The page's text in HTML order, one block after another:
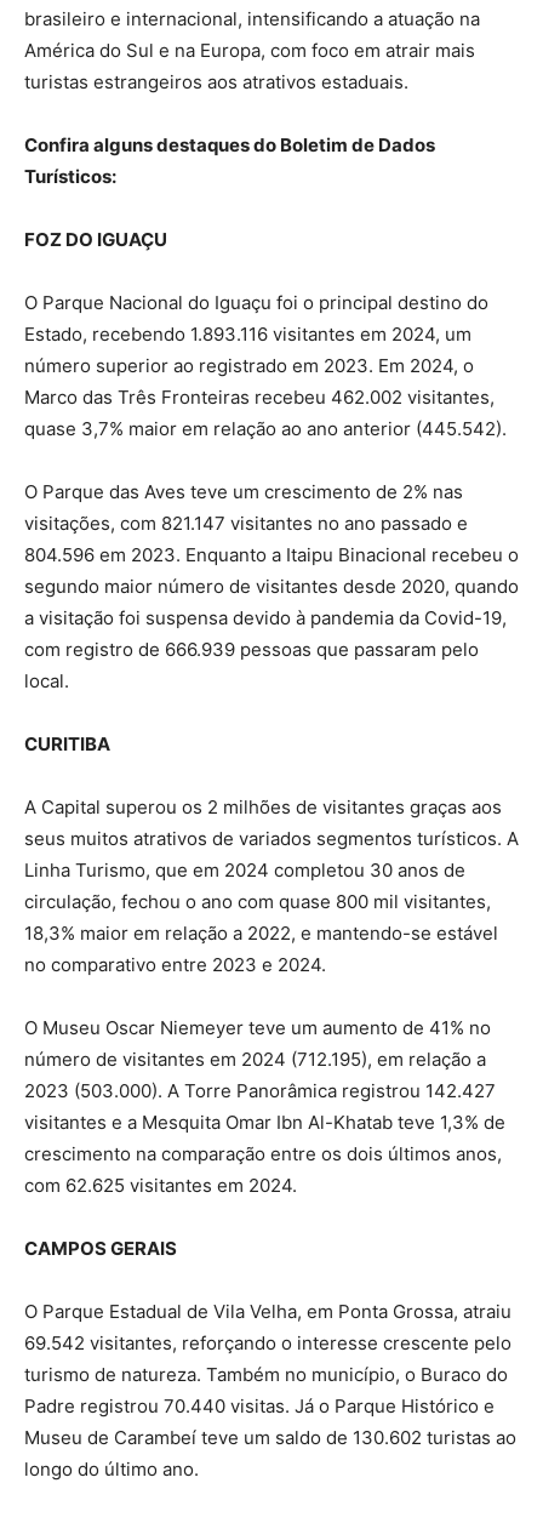
brasileiro e internacional, intensificando a atuação na
América do Sul e na Europa, com foco em atrair mais
turistas estrangeiros aos atrativos estaduais.
Confira alguns destaques do Boletim de Dados
Turísticos:
FOZ DO IGUAÇU
O Parque Nacional do Iguaçu foi o principal destino do
Estado, recebendo 1.893.116 visitantes em 2024, um
número superior ao registrado em 2023. Em 2024, o
Marco das Três Fronteiras recebeu 462.002 visitantes,
quase 3,7% maior em relação ao ano anterior (445.542).
O Parque das Aves teve um crescimento de 2% nas
visitações, com 821.147 visitantes no ano passado e
804.596 em 2023. Enquanto a Itaipu Binacional recebeu o
segundo maior número de visitantes desde 2020, quando
a visitação foi suspensa devido à pandemia da Covid-19,
com registro de 666.939 pessoas que passaram pelo
local.
CURITIBA
A Capital superou os 2 milhões de visitantes graças aos
seus muitos atrativos de variados segmentos turísticos. A
Linha Turismo, que em 2024 completou 30 anos de
circulação, fechou o ano com quase 800 mil visitantes,
18,3% maior em relação a 2022, e mantendo-se estável
no comparativo entre 2023 e 2024.
O Museu Oscar Niemeyer teve um aumento de 41% no
número de visitantes em 2024 (712.195), em relação a
2023 (503.000). A Torre Panorâmica registrou 142.427
visitantes e a Mesquita Omar Ibn Al-Khatab teve 1,3% de
crescimento na comparação entre os dois últimos anos,
com 62.625 visitantes em 2024.
CAMPOS GERAIS
O Parque Estadual de Vila Velha, em Ponta Grossa, atraiu
69.542 visitantes, reforçando o interesse crescente pelo
turismo de natureza. Também no município, o Buraco do
Padre registrou 70.440 visitas. Já o Parque Histórico e
Museu de Carambeí teve um saldo de 130.602 turistas ao
longo do último ano.